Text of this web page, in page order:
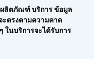
ลิตภัณฑ์ บริการ ข้อมูล
ตรงตามความคาด
ในบริการจะได้รับการ